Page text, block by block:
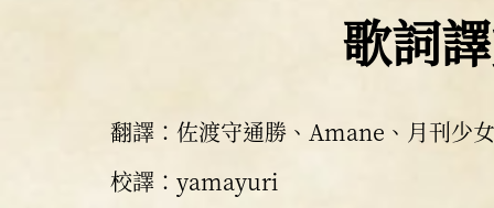
歌詞
翻譯：佐渡守通勝、Amane、月刊少
校譯：yamayuri